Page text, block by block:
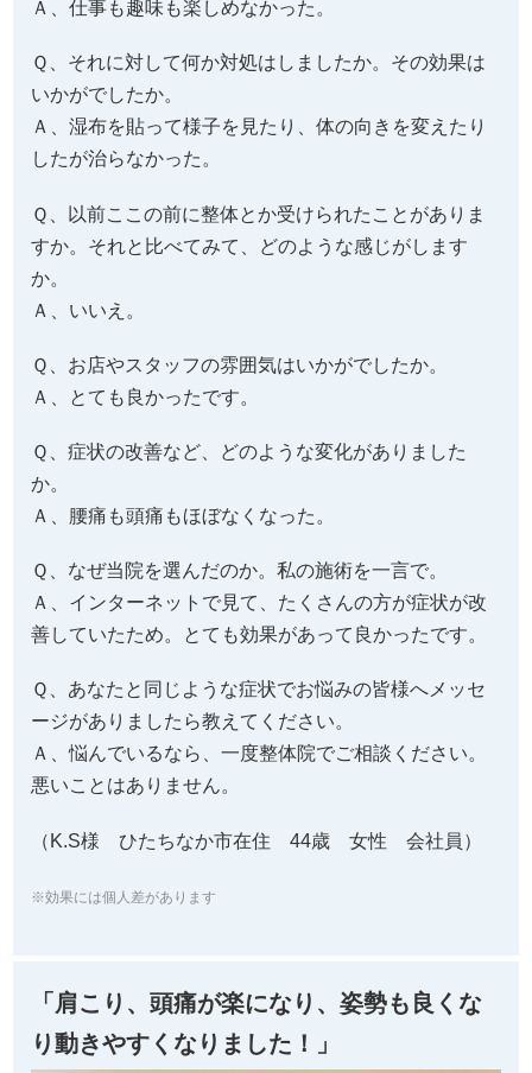
Ａ、仕事も趣味も楽しめなかった。
Ｑ、それに対して何か対処はしましたか。その効果は
いかがでしたか。
Ａ、湿布を貼って様子を見たり、体の向きを変えたり
したが治らなかった。
Ｑ、以前ここの前に整体とか受けられたことがありま
すか。それと比べてみて、どのような感じがします
か。
Ａ、いいえ。
Ｑ、お店やスタッフの雰囲気はいかがでしたか。
Ａ、とても良かったです。
Ｑ、症状の改善など、どのような変化がありました
か。
Ａ、腰痛も頭痛もほぼなくなった。
Ｑ、なぜ当院を選んだのか。私の施術を一言で。
Ａ、インターネットで見て、たくさんの方が症状が改
善していたため。とても効果があって良かったです。
Ｑ、あなたと同じような症状でお悩みの皆様へメッセ
ージがありましたら教えてください。
Ａ、悩んでいるなら、一度整体院でご相談ください。
悪いことはありません。
（K.S様 ひたちなか市在住 44歳 女性 会社員）
※効果には個人差があります
「肩こり、頭痛が楽になり、姿勢も良くな
り動きやすくなりました！」